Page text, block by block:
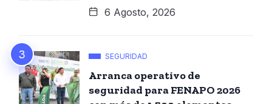
6 Agosto, 2026
SEGURIDAD
Arranca operativo de
seguridad para FENAPO 2026